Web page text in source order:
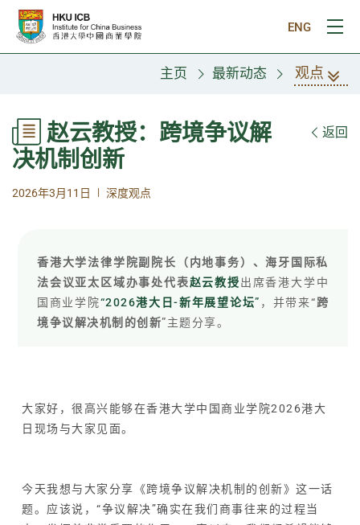
跳往主要内容
ENG
打
主页 最新动态 观点
赵云教授：跨境争议解
决机制创新
返回
2026年3月11日 | 深度观点
香港大学法律学院副院长（内地事务）、海牙国际私
法会议亚太区域办事处代表赵云教授出席香港大学中
国商业学院“2026港大日-新年展望论坛” ，并带来“跨
境争议解决机制的创新”主题分享。
大家好，很高兴能够在香港大学中国商业学院2026港大
日现场与大家见面。
今天我想与大家分享《跨境争议解决机制的创新》这一话
题。应该说，“争议解决”确实在我们商事往来的过程当